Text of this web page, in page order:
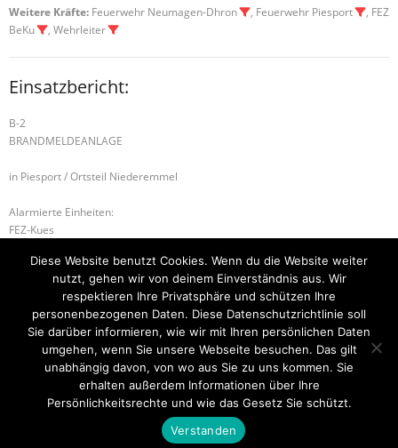
Weitere Kräfte: Feuerwehr Neumagen-Dhron , Feuerwehr Piesport
, FEZ
BeKu
, Wehrleiter
Einsatzbericht:
B-2
BRANDMELDEANLAGE
in Piesport / Ortsteil Niederemmel
Alarmierte Einheiten:
FEZ-Kues
FF-Piesport-Gruppe
WL-Bernkastel-Kues
B-2 RAUCHWARNMELDER H-1 ABSICHERUNG
Startseite Einsätze Mitglied werden Über uns
Kontakt
Think Up Themes Ltd. Powered by
Diese Website benutzt Cookies. Wenn du die Website weiter
nutzt, gehen wir von deinem Einverständnis aus. Wir
respektieren Ihre Privatsphäre und schützen Ihre
personenbezogenen Daten. Diese Datenschutzrichtlinie soll
Sie darüber informieren, wie wir mit Ihren persönlichen Daten
umgehen, wenn Sie unsere Webseite besuchen. Das gilt
unabhängig davon, von wo aus Sie zu uns kommen. Sie
erhalten außerdem Informationen über Ihre
Persönlichkeitsrechte und wie das Gesetz Sie schützt.
Verstanden